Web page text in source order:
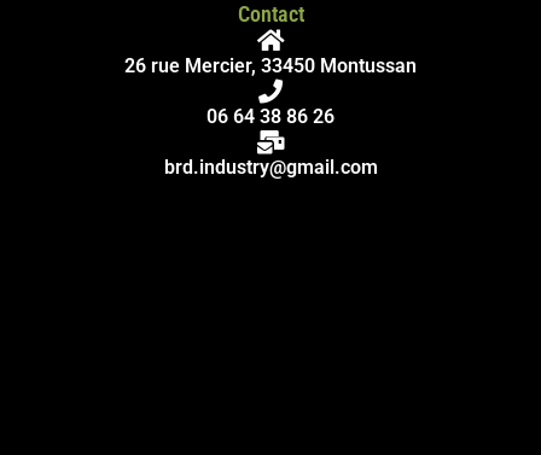
Contact
26 rue Mercier, 33450 Montussan
06 64 38 86 26
brd.industry@gmail.com